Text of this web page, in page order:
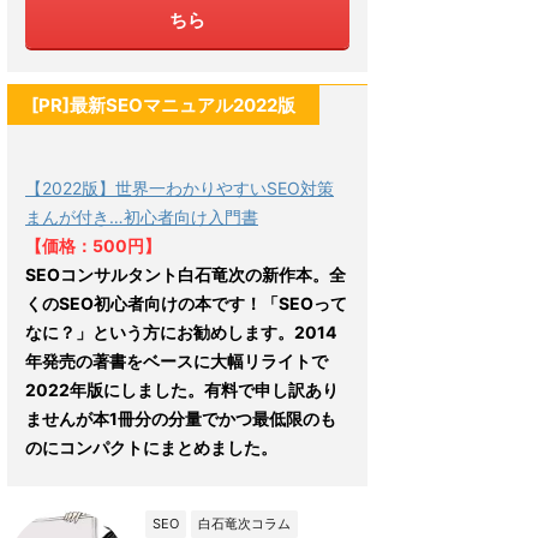
ちら
[PR]最新SEOマニュアル2022版
【2022版】世界一わかりやすいSEO対策
まんが付き…初心者向け入門書
【価格：500円】
SEOコンサルタント白石竜次の新作本。全
くのSEO初心者向けの本です！「SEOって
なに？」という方にお勧めします。2014
年発売の著書をベースに大幅リライトで
2022年版にしました。有料で申し訳あり
ませんが本1冊分の分量でかつ最低限のも
のにコンパクトにまとめました。
SEO 白石竜次コラム